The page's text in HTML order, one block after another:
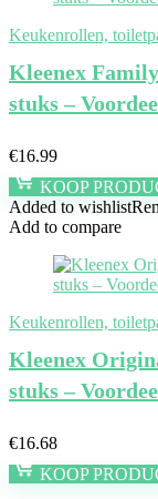
Keukenrollen,
Kleenex Family
stuks –
€16.99
KOOP
Added to wishlist
Add to compare
Keukenrollen,
Kleenex
stuks –
€16.68
KOOP